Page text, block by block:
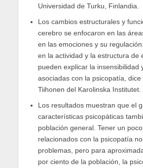
Universidad de Turku, Finlandia.
Los cambios estructurales y
cerebro se enfocaron en las
en las emociones y su
en la actividad y la estructura de
pueden explicar la insensibilidad
asociadas con la psicopatía,
Tiihonen del Karolinska Institutet.
Los resultados muestran que el
características psicopáticas
población general. Tener un
relacionados con la psicopatía
problemas, pero para
por ciento de la población, la